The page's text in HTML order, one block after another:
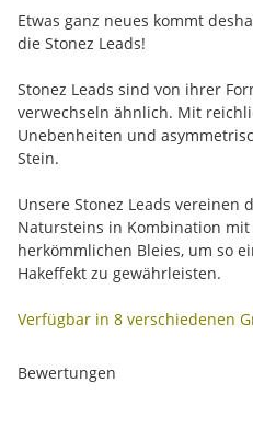
Etwas ganz neues kommt
die Stonez Leads!
Stonez Leads sind von ihrer
verwechseln ähnlich. Mit
Unebenheiten und
Stein.
Unsere Stonez Leads vereinen
Natursteins in Kombination
herkömmlichen Bleies, um so
Hakeffekt zu gewährleisten.
Verfügbar in 8 verschiedenen
Bewertungen